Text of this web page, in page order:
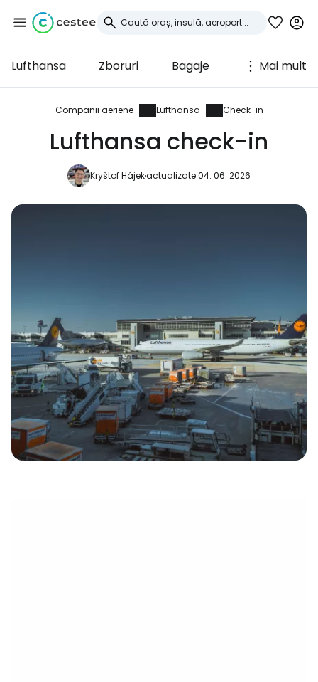
Lufthansa Zboruri Bagaje Mai mult
Companii aeriene Lufthansa Check-in
Lufthansa check-in
Kryštof Hájekactualizate 04. 06. 2026
Conectați-vă la
Cestee
... comunitatea mondială a călătorilor